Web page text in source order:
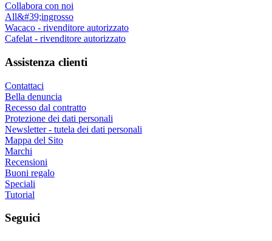
Collabora con noi
All&#39;ingrosso
Wacaco - rivenditore autorizzato
Cafelat - rivenditore autorizzato
Assistenza clienti
Contattaci
Bella denuncia
Recesso dal contratto
Protezione dei dati personali
Newsletter - tutela dei dati personali
Mappa del Sito
Marchi
Recensioni
Buoni regalo
Speciali
Tutorial
Seguici